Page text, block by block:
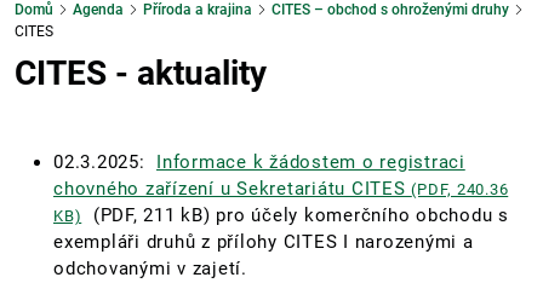
Domů Agenda Příroda a krajina
CITES – obchod s ohroženými druhy
CITES
CITES - aktuality
02.3.2025: Informace k žádostem o registraci
chovného zařízení u Sekretariátu CITES(PDF, 240.36
KB)
(PDF, 211 kB) pro účely komerčního obchodu s
exempláři druhů z přílohy CITES I narozenými a
odchovanými v zajetí.